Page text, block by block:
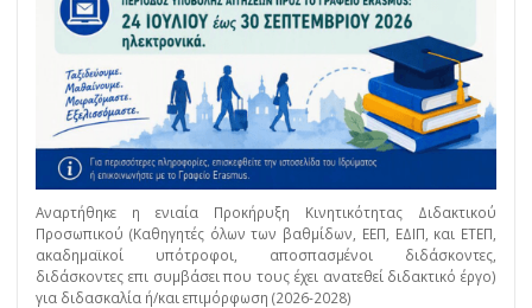
Αναρτήθηκε η ενιαία Προκήρυξη Κινητικότητας Διδακτικού
Προσωπικού (Καθηγητές όλων των βαθμίδων, ΕΕΠ, ΕΔΙΠ, και ΕΤΕΠ,
ακαδημαϊκοί υπότροφοι, αποσπασμένοι διδάσκοντες,
διδάσκοντες επι συμβάσει που τους έχει ανατεθεί διδακτικό έργο)
για διδασκαλία ή/και επιμόρφωση (2026-2028)